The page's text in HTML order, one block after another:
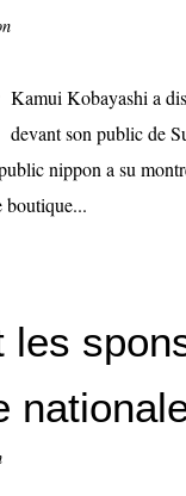
Kamui Kobayashi a
devant son public de
nippon a su
boutique...
les